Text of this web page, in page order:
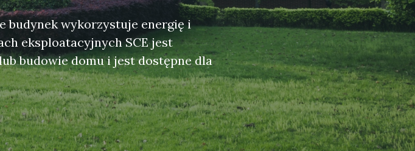
budynek wykorzystuje energię i
eksploatacyjnych SCE jest
budowie domu i jest dostępne dla